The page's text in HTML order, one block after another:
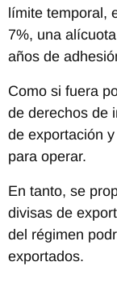
límite temporal,
7%, una
años de
Como si fuera
de derechos de
de exportación
para operar.
En tanto, se
divisas de
del régimen
exportados.